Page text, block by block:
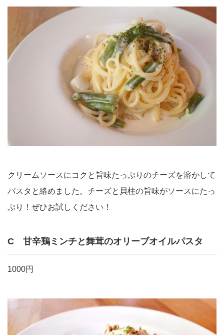
クリームソースにコクと旨味たっぷりのチーズを溶かして
パスタと絡めました。チーズと貝柱の旨味がソースにたっ
ぷり！ぜひお試しください！
C 甘辛鶏ミンチと舞茸のオリーブオイルパスタ
1000円